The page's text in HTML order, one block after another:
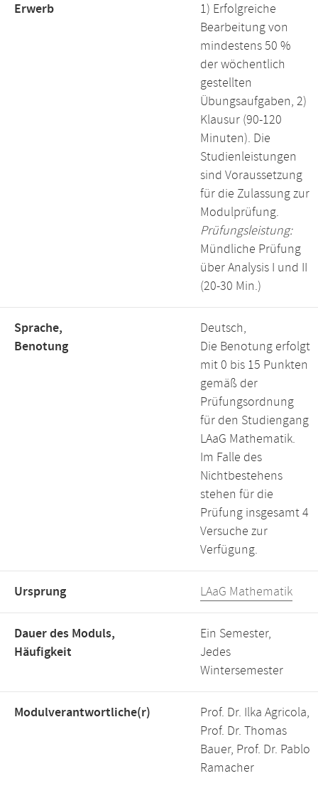
Erwerb
1) Erfolgreiche
Bearbeitung von
mindestens 50 %
der wöchentlich
gestellten
Übungsaufgaben, 2)
Klausur (90-120
Minuten). Die
Studienleistungen
sind Voraussetzung
für die Zulassung zur
Modulprüfung.
Prüfungsleistung:
Mündliche Prüfung
über Analysis I und II
(20-30 Min.)
Sprache,
Benotung
Deutsch,
Die Benotung erfolgt
mit 0 bis 15 Punkten
gemäß der
Prüfungsordnung
für den Studiengang
LAaG Mathematik.
Im Falle des
Nichtbestehens
stehen für die
Prüfung insgesamt 4
Versuche zur
Verfügung.
Ursprung LAaG Mathematik
Dauer des Moduls,
Häufigkeit
Ein Semester,
Jedes
Wintersemester
Modulverantwortliche(r)
Prof. Dr. Ilka Agricola,
Prof. Dr. Thomas
Bauer, Prof. Dr. Pablo
Ramacher